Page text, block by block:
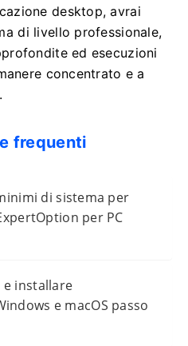
desktop, avrai
di livello professionale,
ed esecuzioni
concentrato e a
frequenti
di sistema per
per PC
e installare
e macOS passo